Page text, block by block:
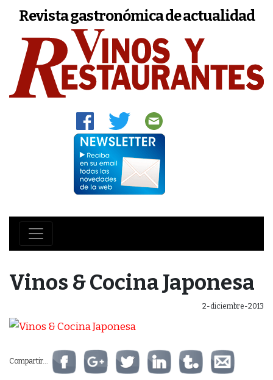
Revista gastronómica de actualidad
Vinos & Cocina Japonesa
2-diciembre-2013
Compartir...